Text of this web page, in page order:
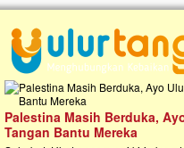
Palestina Masih Berduka,
Tangan Bantu Mereka